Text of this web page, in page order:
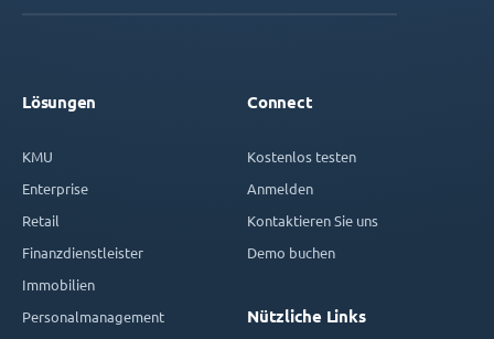
Lösungen
KMU
Enterprise
Retail
Finanzdienstleister
Immobilien
Personalmanagement
Connect
Kostenlos testen
Anmelden
Kontaktieren Sie uns
Demo buchen
Nützliche Links